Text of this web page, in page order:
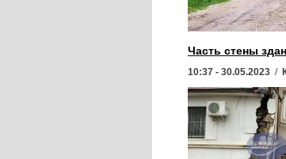
Часть стены
10:37 - 30.05.2023 /